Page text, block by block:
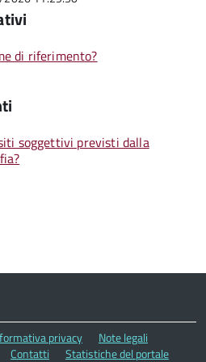
di riferimento?
soggettivi previsti dalla
privacy
Note legali
Contatti
Statistiche del portale